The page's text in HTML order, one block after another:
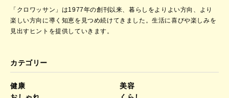
「クロワッサン」は1977年の創刊以来、暮らしをよりよい方向、より
楽しい方向に導く知恵を見つめ続けてきました。生活に喜びや楽しみを
見出すヒントを提供していきます。
カテゴリー
健康
美容